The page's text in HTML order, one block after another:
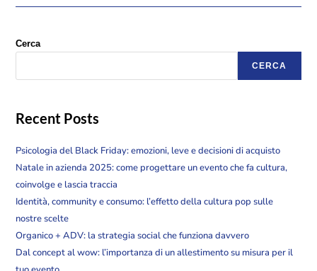
Cerca
CERCA
Recent Posts
Psicologia del Black Friday: emozioni, leve e decisioni di acquisto
Natale in azienda 2025: come progettare un evento che fa cultura,
coinvolge e lascia traccia
Identità, community e consumo: l’effetto della cultura pop sulle
nostre scelte
Organico + ADV: la strategia social che funziona davvero
Dal concept al wow: l’importanza di un allestimento su misura per il